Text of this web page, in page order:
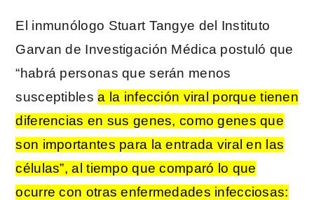
El inmunólogo Stuart Tangye del Instituto
Garvan de Investigación Médica postuló que
“habrá personas que serán menos
susceptiblesa la infección viral porque tienen
diferencias en sus genes, como genes que
son importantes para la entrada viral en las
células”, al tiempo que comparó lo que
ocurre con otras enfermedades infecciosas: